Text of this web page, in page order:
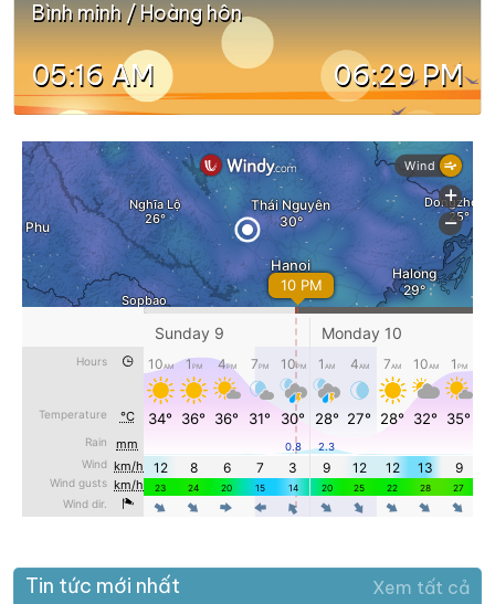
Bình minh / Hoàng hôn
05:16 AM 06:29 PM
Tin tức mới nhất Xem tất cả